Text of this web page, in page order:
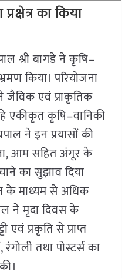
का किया
श्री बागडे ने कृषि–
किया। परियोजना
जैविक एवं प्राकृतिक
एकीकृत कृषि–वानिकी
ने इन प्रयासों की
आम सहित अंगूर के
का सुझाव दिया
के माध्यम से अधिक
ने मृदा दिवस के
एवं प्रकृति से प्राप्त
तथा पोस्टर्स का